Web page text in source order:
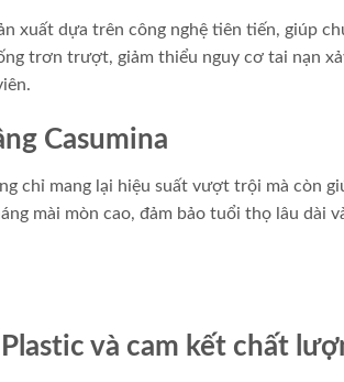
xuất dựa trên công nghệ tiên tiến, giúp
trơn trượt, giảm thiểu nguy cơ tai nạn
Casumina
chỉ mang lại hiệu suất vượt trội mà còn
mài mòn cao, đảm bảo tuổi thọ lâu dài
và cam kết chất